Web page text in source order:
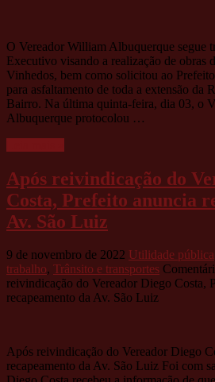
O Vereador William Albuquerque segue
Executivo visando a realização de obras
Vinhedos, bem como solicitou ao
para asfaltamento de toda a extensão da
Bairro. Na última quinta-feira, dia 03, o
Albuquerque protocolou …
Após reivindicação do
Costa, Prefeito anuncia
Av. São Luiz
9 de novembro de 2022 Utilidade pública
trabalho, Trânsito e transportes
reivindicação do Vereador Diego Costa,
recapeamento da Av. São Luiz
Após reivindicação do Vereador Diego
recapeamento da Av. São Luiz Foi com